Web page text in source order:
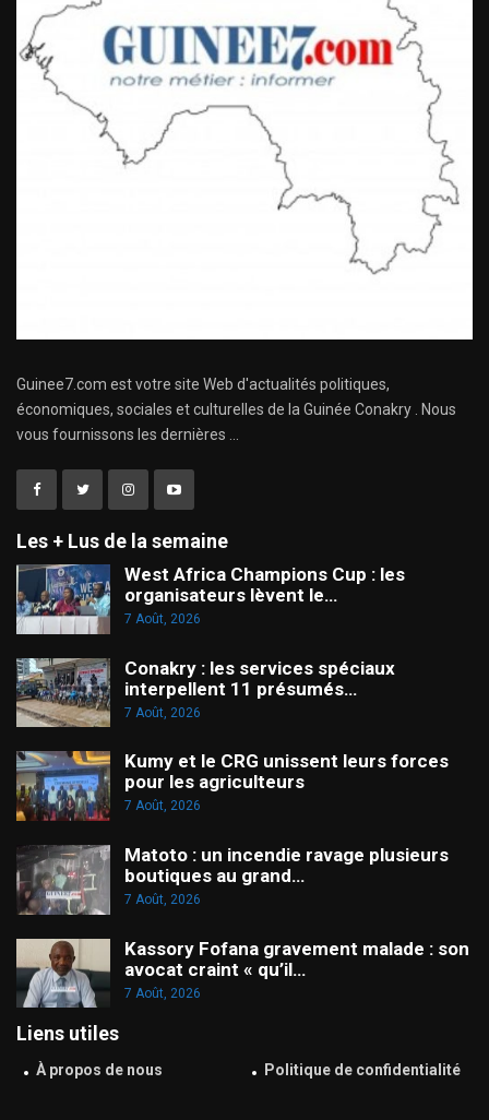
Guinee7.com est votre site Web d'actualités politiques,
économiques, sociales et culturelles de la Guinée Conakry . Nous
vous fournissons les dernières ...
Les + Lus de la semaine
West Africa Champions Cup : les
organisateurs lèvent le…
7 Août, 2026
Conakry : les services spéciaux
interpellent 11 présumés…
7 Août, 2026
Kumy et le CRG unissent leurs forces
pour les agriculteurs
7 Août, 2026
Matoto : un incendie ravage plusieurs
boutiques au grand…
7 Août, 2026
Kassory Fofana gravement malade : son
avocat craint « qu’il…
7 Août, 2026
Liens utiles
À propos de nous Politique de confidentialité